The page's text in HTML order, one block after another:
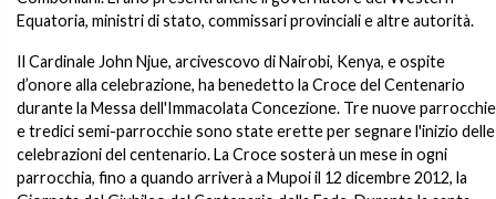
Equatoria, ministri di stato, commissari provinciali e altre autorità.
Il Cardinale John Njue, arcivescovo di Nairobi, Kenya, e ospite
d’onore alla celebrazione, ha benedetto la Croce del Centenario
durante la Messa dell'Immacolata Concezione. Tre nuove parrocchie
e tredici semi-parrocchie sono state erette per segnare l'inizio delle
celebrazioni del centenario. La Croce sosterà un mese in ogni
parrocchia, fino a quando arriverà a Mupoi il 12 dicembre 2012, la